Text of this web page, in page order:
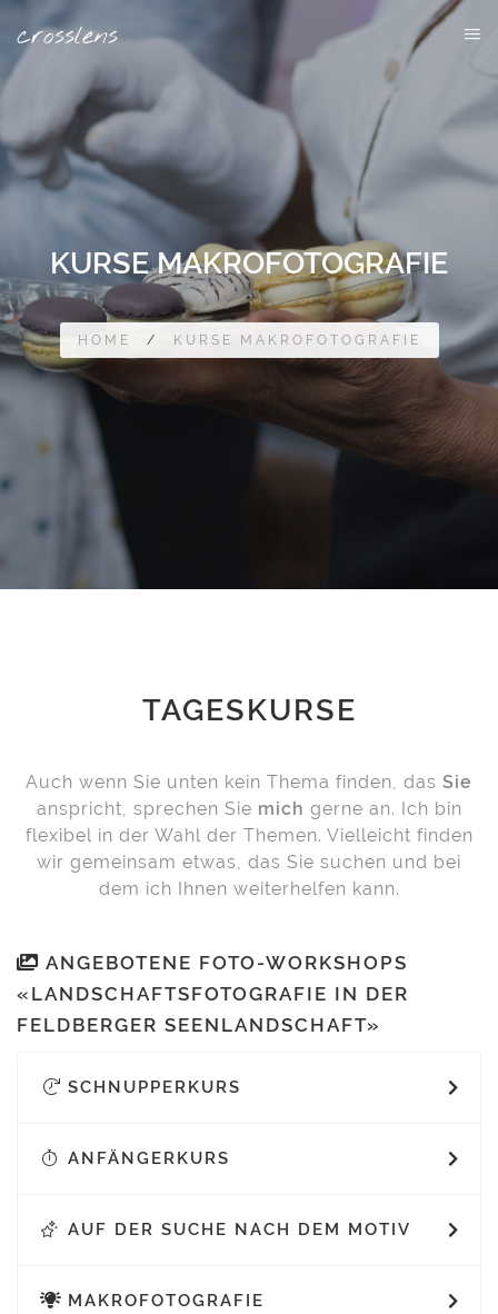
crosslens
KURSE MAKROFOTOGRAFIE
HOME / KURSE MAKROFOTOGRAFIE
TAGESKURSE
Auch wenn Sie unten kein Thema finden, das Sie
anspricht, sprechen Sie mich gerne an. Ich bin
flexibel in der Wahl der Themen. Vielleicht finden
wir gemeinsam etwas, das Sie suchen und bei
dem ich Ihnen weiterhelfen kann.
ANGEBOTENE FOTO-WORKSHOPS
«LANDSCHAFTSFOTOGRAFIE IN DER
FELDBERGER SEENLANDSCHAFT»
SCHNUPPERKURS
ANFÄNGERKURS
AUF DER SUCHE NACH DEM MOTIV
MAKROFOTOGRAFIE
Cookie-Einstellungen